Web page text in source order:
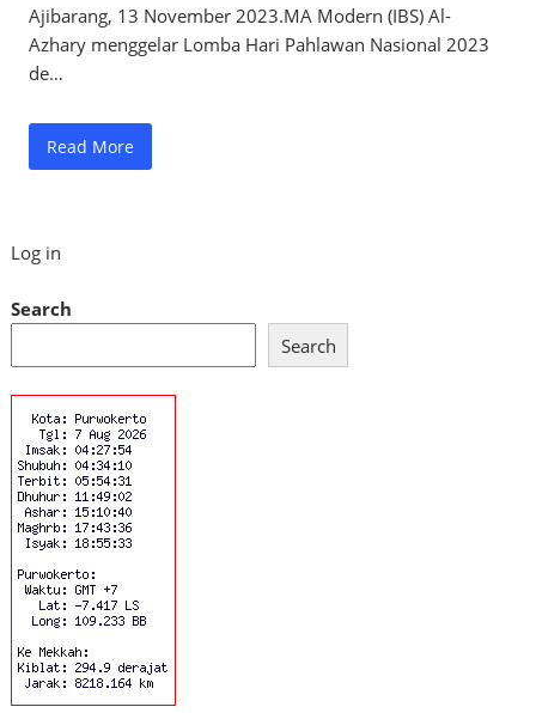
Ajibarang, 13 November 2023.MA Modern (IBS) Al-
Azhary menggelar Lomba Hari Pahlawan Nasional 2023
de…
Read More
Log in
Search
Search